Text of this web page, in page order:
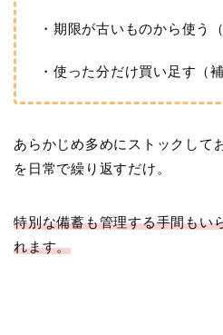
・期限が古いものから使う（
・使った分だけ買い足す（補
あらかじめ多めにストックして
を日常で繰り返すだけ。
特別な備蓄も管理する手間もい
れます。